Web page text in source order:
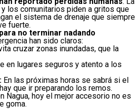
los comunitarios piden a gritos que
el sistema de drenaje que siempre
fuerte.
no terminar nadando
han sido claros:
cruzar zonas inundadas, que la
en lugares seguros y atento a los
En las próximas horas se sabrá si el
que ir preparando los remos.
Nagua, hoy el mejor accesorio no es
goma.